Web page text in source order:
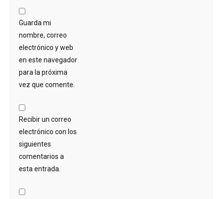
Guarda mi
nombre, correo
electrónico y web
en este navegador
para la próxima
vez que comente.
Recibir un correo
electrónico con los
siguientes
comentarios a
esta entrada.